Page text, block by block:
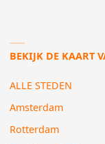
BEKIJK DE KAART
ALLE STEDEN
Amsterdam
Rotterdam